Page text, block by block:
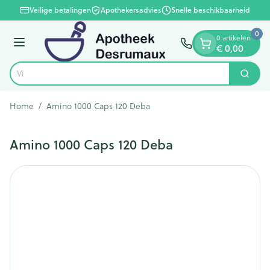
Ga naar de inhoud
1 van 1Veilige betalingen Apothekersadvies Snelle beschikbaarheid
Menu
Product, merk, categorie...
Vind s Zoek
0 artikelen
€ 0,00
0
Home / Amino 1000 Caps 120 Deba
Amino 1000 Caps 120 Deba